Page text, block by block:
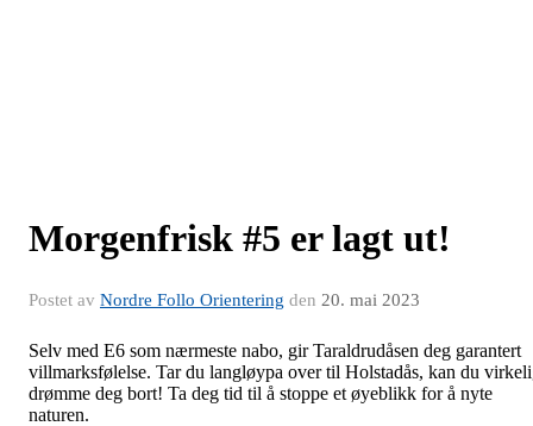
Morgenfrisk #5 er lagt ut!
Postet av Nordre Follo Orientering den 20. mai 2023
Selv med E6 som nærmeste nabo, gir Taraldrudåsen deg garantert
villmarksfølelse. Tar du langløypa over til Holstadås, kan du
drømme deg bort! Ta deg tid til å stoppe et øyeblikk for å nyte
naturen.